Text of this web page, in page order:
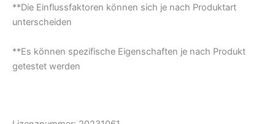
**Die Einflussfaktoren können sich je nach Produktart
unterscheiden
**Es können spezifische Eigenschaften je nach Produkt
getestet werden